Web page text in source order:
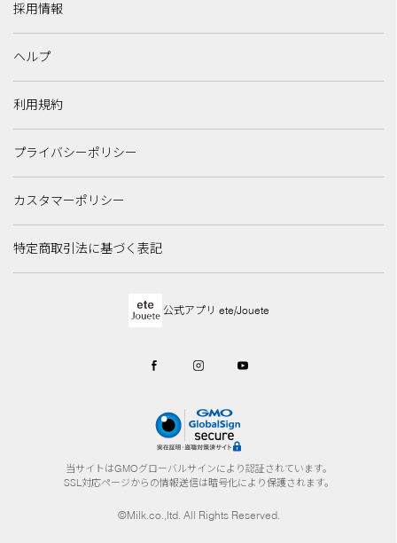
採用情報
ヘルプ
利用規約
プライバシーポリシー
カスタマーポリシー
特定商取引法に基づく表記
公式アプリ ete/Jouete
当サイトはGMOグローバルサインにより認証されています。
SSL対応ページからの情報送信は暗号化により保護されます。
©Milk.co.,ltd. All Rights Reserved.